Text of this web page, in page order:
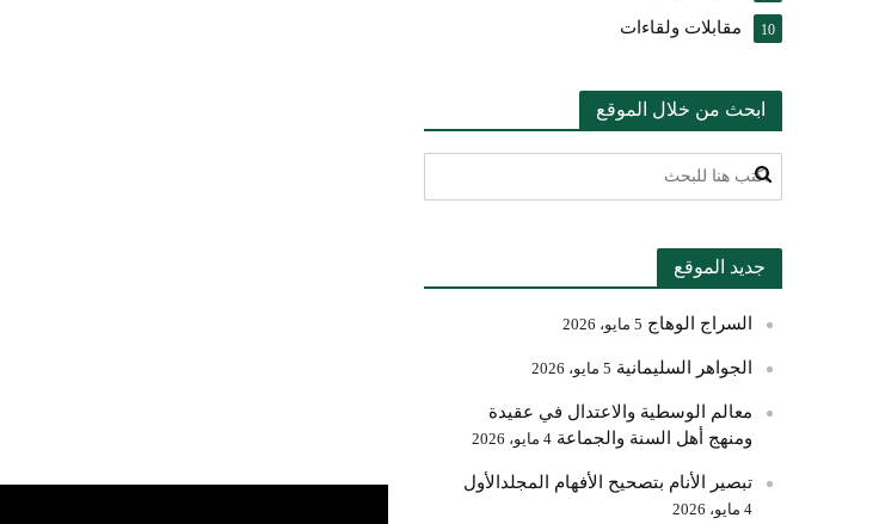
مقابلات ولقاءات 10
ابحث من خلال الموقع
جديد الموقع
السراج الوهاج 5 مايو، 2026
الجواهر السليمانية 5 مايو، 2026
معالم الوسطية والاعتدال في عقيدة
ومنهج أهل السنة والجماعة 4 مايو، 2026
تبصير الأنام بتصحيح الأفهام المجلدالأول
4 مايو، 2026